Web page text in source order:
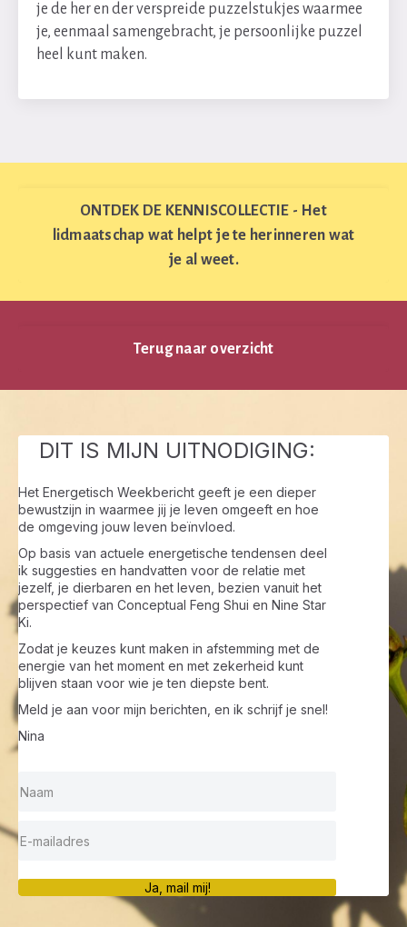
je de her en der verspreide puzzelstukjes waarmee
je, eenmaal samengebracht, je persoonlijke puzzel
heel kunt maken.
ONTDEK DE KENNISCOLLECTIE - Het
lidmaatschap wat helpt je te herinneren wat
je al weet.
Terug naar overzicht
DIT IS MIJN UITNODIGING:
Het Energetisch Weekbericht geeft je een dieper
bewustzijn in waarmee jij je leven omgeeft en hoe
de omgeving jouw leven beïnvloed.
Op basis van actuele energetische tendensen deel
ik suggesties en handvatten voor de relatie met
jezelf, je dierbaren en het leven, bezien vanuit het
perspectief van Conceptual Feng Shui en Nine Star
Ki.
Zodat je keuzes kunt maken in afstemming met de
energie van het moment en met zekerheid kunt
blijven staan voor wie je ten diepste bent.
Meld je aan voor mijn berichten, en ik schrijf je snel!
Nina
Ja, mail mij!